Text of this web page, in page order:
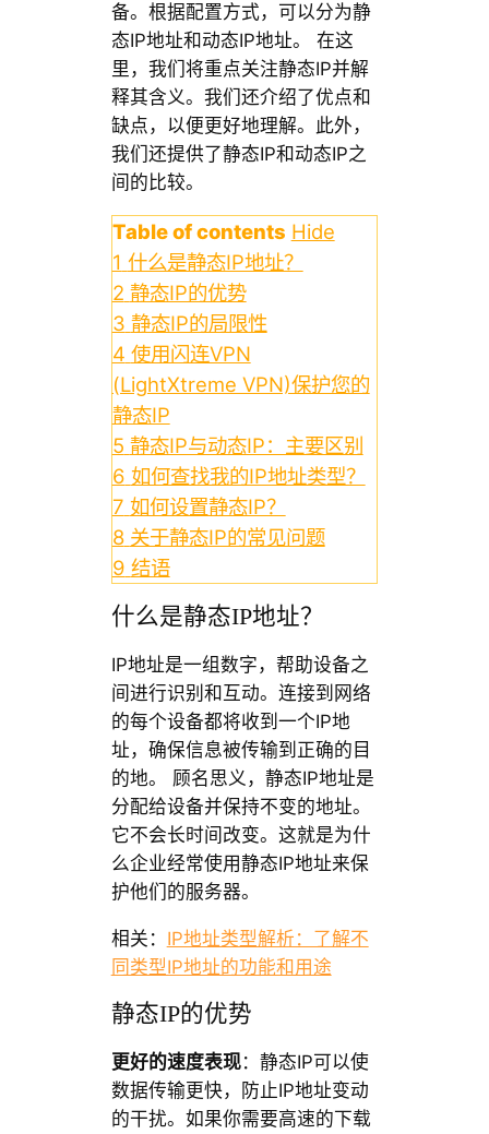
备。根据配置方式，可以分为静
态IP地址和动态IP地址。 在这
里，我们将重点关注静态IP并解
释其含义。我们还介绍了优点和
缺点，以便更好地理解。此外，
我们还提供了静态IP和动态IP之
间的比较。
Table of contents Hide
1 什么是静态IP地址？
2 静态IP的优势
3 静态IP的局限性
4 使用闪连VPN
(LightXtreme VPN)保护您的
静态IP
5 静态IP与动态IP：主要区别
6 如何查找我的IP地址类型？
7 如何设置静态IP？
8 关于静态IP的常见问题
9 结语
什么是静态IP地址？
IP地址是一组数字，帮助设备之
间进行识别和互动。连接到网络
的每个设备都将收到一个IP地
址，确保信息被传输到正确的目
的地。 顾名思义，静态IP地址是
分配给设备并保持不变的地址。
它不会长时间改变。这就是为什
么企业经常使用静态IP地址来保
护他们的服务器。
相关： IP地址类型解析：了解不
同类型IP地址的功能和用途
静态IP的优势
更好的速度表现：静态IP可以使
数据传输更快，防止IP地址变动
的干扰。如果你需要高速的下载